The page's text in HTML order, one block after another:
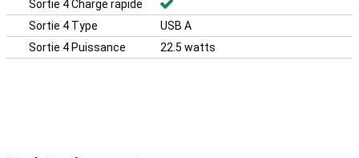
Sortie 4 Charge rapide
Sortie 4 Type
USB A
Sortie 4 Puissance
22.5 watts